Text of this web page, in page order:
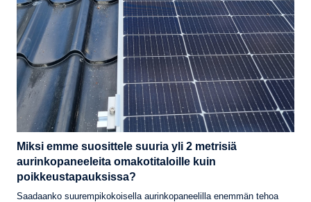
Miksi emme suosittele suuria yli 2 metrisiä
aurinkopaneeleita omakotitaloille kuin
poikkeustapauksissa?
Saadaanko suurempikokoisella aurinkopaneelilla enemmän tehoa